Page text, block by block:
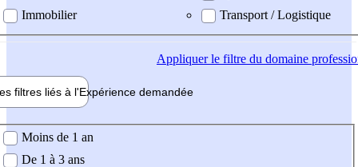
Immobilier
Transport / Logistique
Appliquerle filtre du domaine
filtres liés à l'Expérience demandée
demandée
Moins de 1 an
De 1 à 3 ans